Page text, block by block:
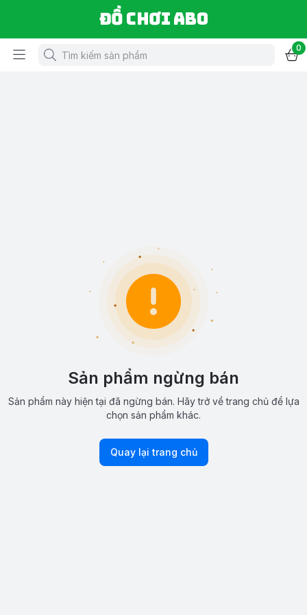
Đồ chơi ABO
0
Sản phẩm ngừng bán
Sản phẩm này hiện tại đã ngừng bán. Hãy trở về trang chủ để lựa
chọn sản phẩm khác.
Quay lại trang chủ